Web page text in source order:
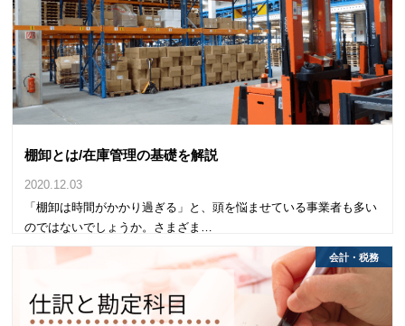
棚卸とは/在庫管理の基礎を解説
2020.12.03
「棚卸は時間がかかり過ぎる」と、頭を悩ませている事業者も多い
のではないでしょうか。さまざま…
会計・税務